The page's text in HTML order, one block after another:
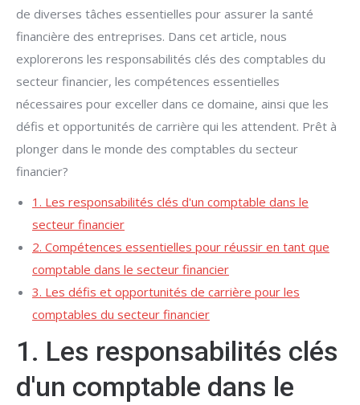
de diverses tâches essentielles pour assurer la santé
financière des entreprises. Dans cet article, nous
explorerons les responsabilités clés des comptables du
secteur financier, les compétences essentielles
nécessaires pour exceller dans ce domaine, ainsi que les
défis et opportunités de carrière qui les attendent. Prêt à
plonger dans le monde des comptables du secteur
financier?
1. Les responsabilités clés d'un comptable dans le
secteur financier
2. Compétences essentielles pour réussir en tant que
comptable dans le secteur financier
3. Les défis et opportunités de carrière pour les
comptables du secteur financier
1. Les responsabilités clés
d'un comptable dans le